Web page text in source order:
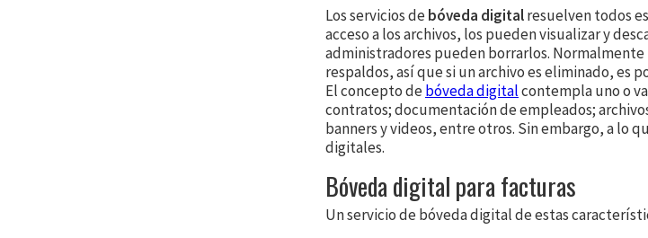
Los servicios debóveda digitalresuelven todos
acceso a los archivos, los pueden visualizar y
administradores pueden borrarlos.
respaldos, así que si un archivo es eliminado, es
El concepto debóveda digitalcontempla uno o
contratos; documentación de empleados;
banners y videos, entre otros. Sin embargo, a lo
digitales.
Bóveda digital para facturas
Un servicio de bóveda digital de estas